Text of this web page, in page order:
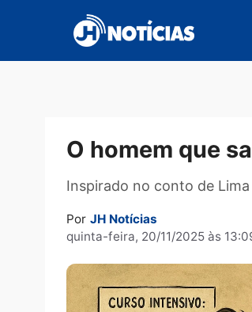
conteúdo
O homem que
Inspirado no conto de
Por JH Notícias
quinta-feira, 20/11/2025 às